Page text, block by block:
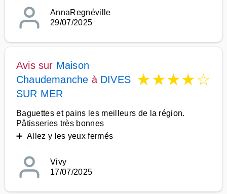
AnnaRegnéville
29/07/2025
Avis sur Maison
Chaudemanche à DIVES
SUR MER
★★★★☆
Baguettes et pains les meilleurs de la région.
Pâtisseries très bonnes
➕ Allez y les yeux fermés
Vivy
17/07/2025